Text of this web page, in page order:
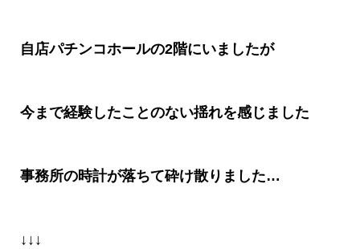
自店パチンコホールの2階にいましたが
今まで経験したことのない揺れを感じました
事務所の時計が落ちて砕け散りました…
↓↓↓